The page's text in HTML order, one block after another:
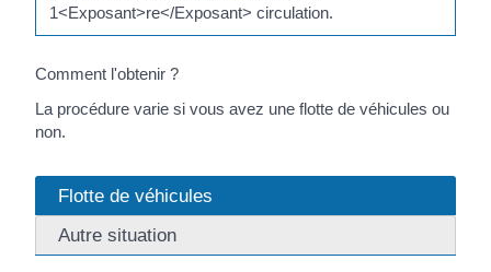
1<Exposant>re</Exposant> circulation.
Comment l'obtenir ?
La procédure varie si vous avez une flotte de véhicules ou
non.
Flotte de véhicules
Autre situation